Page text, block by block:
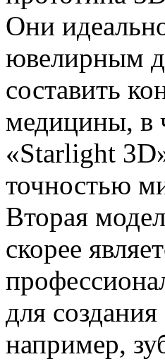
Они
ювелирным
составить
медицины, в
«Starlight
точностью
Вторая
скорее
для
например,